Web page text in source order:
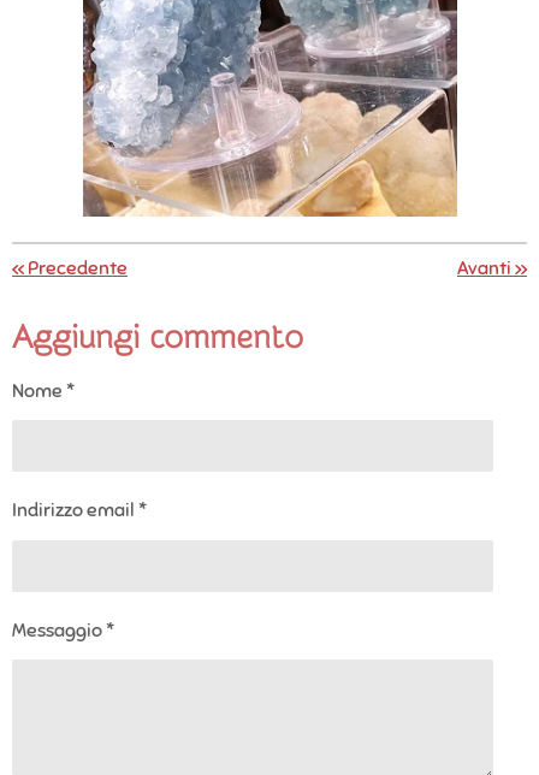
«Precedente Avanti»
Aggiungi commento
Nome *
Indirizzo email *
Messaggio *